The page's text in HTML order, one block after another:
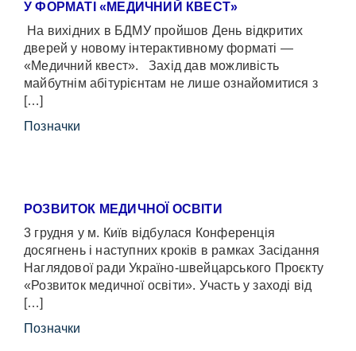
У ФОРМАТІ «МЕДИЧНИЙ КВЕСТ»
На вихідних в БДМУ пройшов День відкритих
дверей у новому інтерактивному форматі —
«Медичний квест». Захід дав можливість
майбутнім абітурієнтам не лише ознайомитися з
[…]
Позначки
РОЗВИТОК МЕДИЧНОЇ ОСВІТИ
3 грудня у м. Київ відбулася Конференція
досягнень і наступних кроків в рамках Засідання
Наглядової ради Україно-швейцарського Проєкту
«Розвиток медичної освіти». Участь у заході від
[…]
Позначки